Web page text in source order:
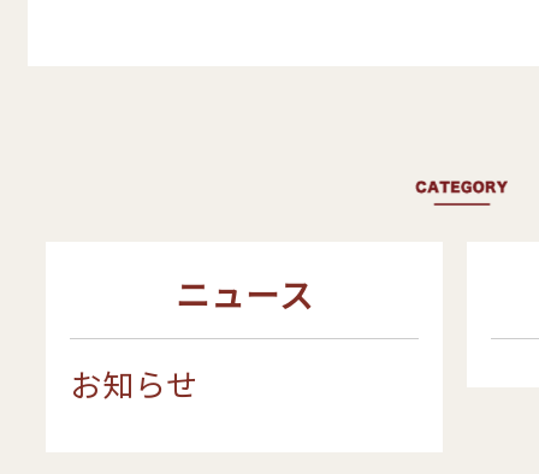
ニュース
お知らせ